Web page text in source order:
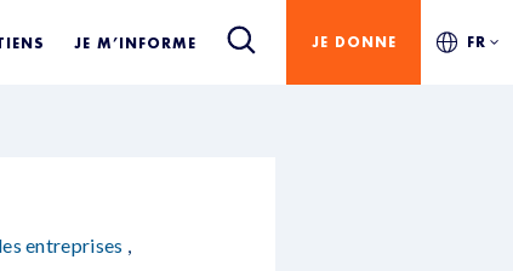
JE M’INFORME JE DONNE FR
entreprises ,